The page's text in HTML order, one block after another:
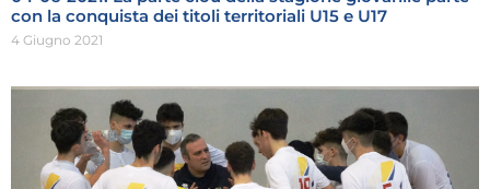
con la conquista dei titoli territoriali U15 e U17
4 Giugno 2021